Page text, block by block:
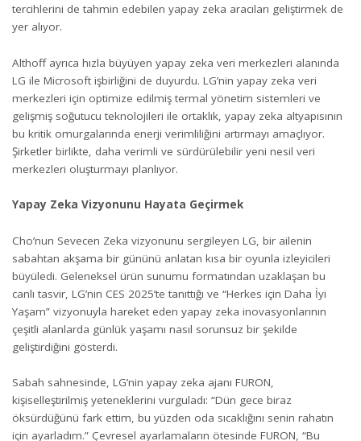
tercihlerini de tahmin edebilen yapay zeka aracıları geliştirmek de
yer alıyor.
Althoff ayrıca hızla büyüyen yapay zeka veri merkezleri alanında
LG ile Microsoft işbirliğini de duyurdu. LG’nin yapay zeka veri
merkezleri için optimize edilmiş termal yönetim sistemleri ve
gelişmiş soğutucu teknolojileri ile ortaklık, yapay zeka altyapısının
bu kritik omurgalarında enerji verimliliğini artırmayı amaçlıyor.
Şirketler birlikte, daha verimli ve sürdürülebilir yeni nesil veri
merkezleri oluşturmayı planlıyor.
Yapay Zeka Vizyonunu Hayata Geçirmek
Cho’nun Sevecen Zeka vizyonunu sergileyen LG, bir ailenin
sabahtan akşama bir gününü anlatan kısa bir oyunla izleyicileri
büyüledi. Geleneksel ürün sunumu formatından uzaklaşan bu
canlı tasvir, LG’nin CES 2025’te tanıttığı ve “Herkes için Daha İyi
Yaşam” vizyonuyla hareket eden yapay zeka inovasyonlarının
çeşitli alanlarda günlük yaşamı nasıl sorunsuz bir şekilde
geliştirdiğini gösterdi.
Sabah sahnesinde, LG’nin yapay zeka ajanı FURON,
kişiselleştirilmiş yeteneklerini vurguladı: “Dün gece biraz
öksürdüğünü fark ettim, bu yüzden oda sıcaklığını senin rahatın
için ayarladım.” Çevresel ayarlamaların ötesinde FURON, “Bu